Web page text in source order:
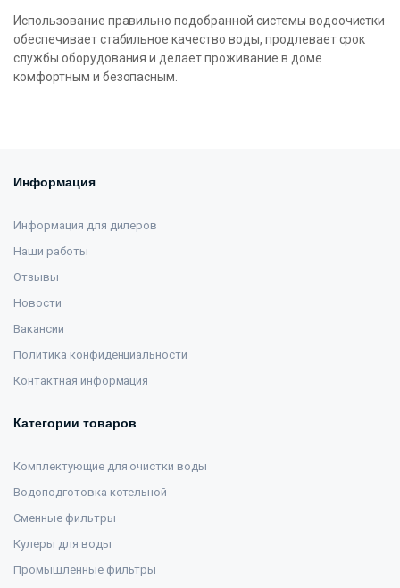
Использование правильно подобранной системы водоочистки
обеспечивает стабильное качество воды, продлевает срок
службы оборудования и делает проживание в доме
комфортным и безопасным.
Информация
Информация для дилеров
Наши работы
Отзывы
Новости
Вакансии
Политика конфиденциальности
Контактная информация
Категории товаров
Комплектующие для очистки воды
Водоподготовка котельной
Сменные фильтры
Кулеры для воды
Промышленные фильтры